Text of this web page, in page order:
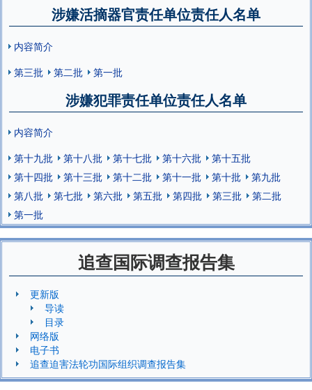
涉嫌活摘器官责任单位责任人名单
内容简介
第三批
第二批 第一批
涉嫌犯罪责任单位责任人名单
内容简介
第十九批
第十八批 第十七批 第十六批
第十五批
第十四批
第十三批 第十二批 第十一批 第十批
第九批
第八批
第七批 第六批 第五批 第四批 第三批
第二批
第一批
追查国际调查报告集
更新版
导读
目录
网络版
电子书
追查迫害法轮功国际组织调查报告集